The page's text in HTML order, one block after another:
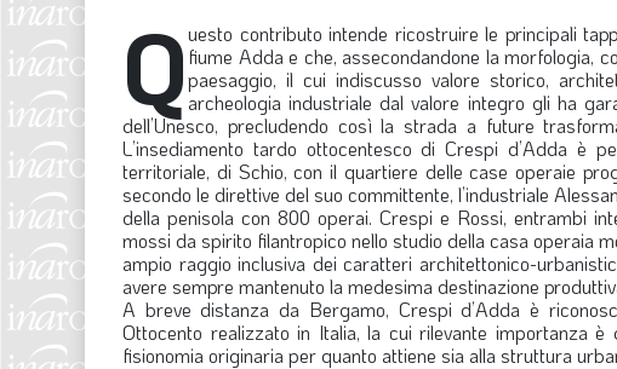
Questo contributo intende ricostruire le principali
fiume Adda e che, assecondandone la morfologia,
paesaggio, il cui indiscusso valore storico,
archeologia industriale dal valore integro gli ha
dell’Unesco, precludendo così la strada a future
L’insediamento tardo ottocentesco di Crespi d’Adda è
territoriale, di Schio, con il quartiere delle case operaie
secondo le direttive del suo committente, l’industriale
della penisola con 800 operai. Crespi e Rossi, entrambi
mossi da spirito filantropico nello studio della casa operaia
ampio raggio inclusiva dei caratteri architettonico-
avere sempre mantenuto la medesima destinazione
A breve distanza da Bergamo, Crespi d’Adda è
Ottocento realizzato in Italia, la cui rilevante importanza
fisionomia originaria per quanto attiene sia alla struttura